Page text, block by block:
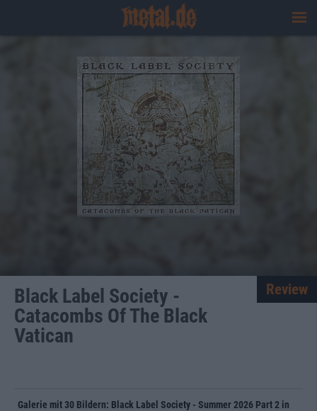
Black Label Society -
Catacombs Of The Black
Vatican
Review
Galerie mit 30 Bildern: Black Label Society - Summer 2026 Part 2 in